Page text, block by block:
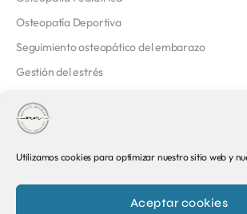
Utilizamos cookies para optimizar nuestro sitio web y
Aceptar cookies
Osteopatía Deportiva
Seguimiento osteopático del embarazo
Gestión del estrés
Contacto
Rambla de Catalunya, 66, 4d, Eixample,
info@osteopatabarcelona.es